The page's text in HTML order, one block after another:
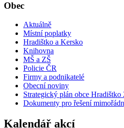
Obec
Aktuálně
Místní poplatky
Hradištko a Kersko
Knihovna
MŠ a ZŠ
Policie ČR
Firmy a podnikatelé
Obecní noviny
Strategický plán obce Hradištko
Dokumenty pro řešení
Kalendář akcí